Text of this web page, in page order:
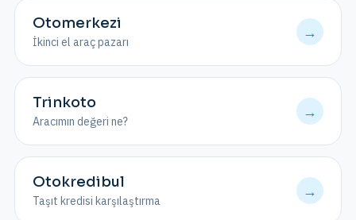
Otomerkezi
İkinci el araç pazarı
→
Trinkoto
Aracımın değeri ne?
→
Otokredibul
Taşıt kredisi karşılaştırma
→